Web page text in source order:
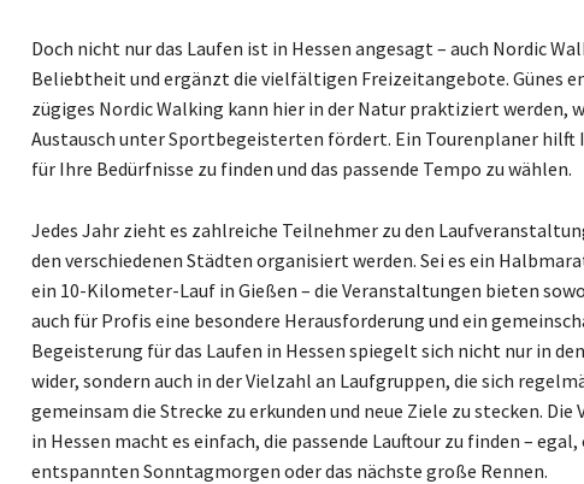
Doch nicht nur das Laufen ist in Hessen angesagt – auch Nordic
Beliebtheit und ergänzt die vielfältigen Freizeitangebote. Günes
zügiges Nordic Walking kann hier in der Natur praktiziert werden,
Austausch unter Sportbegeisterten fördert. Ein Tourenplaner hilft
für Ihre Bedürfnisse zu finden und das passende Tempo zu wählen.
Jedes Jahr zieht es zahlreiche Teilnehmer zu den
den verschiedenen Städten organisiert werden. Sei es ein
ein 10-Kilometer-Lauf in Gießen – die Veranstaltungen bieten
auch für Profis eine besondere Herausforderung und ein
Begeisterung für das Laufen in Hessen spiegelt sich nicht nur in
wider, sondern auch in der Vielzahl an Laufgruppen, die sich
gemeinsam die Strecke zu erkunden und neue Ziele zu stecken.
in Hessen macht es einfach, die passende Lauftour zu finden –
entspannten Sonntagmorgen oder das nächste große Rennen.